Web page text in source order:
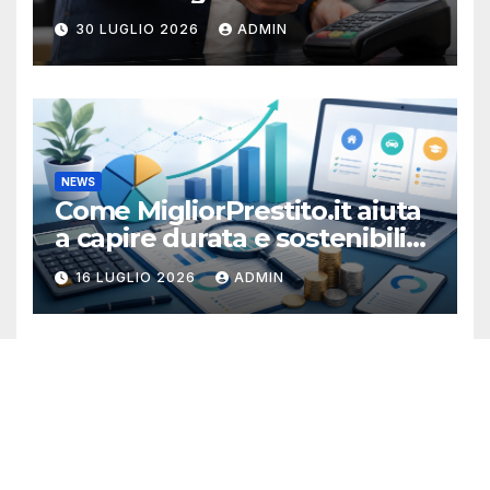
Referendum Acqua
Proudly powered by WordPress|Tema:NewsupdiThemeansar
HomePrivacy policy GDPR, Cookies